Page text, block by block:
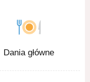
Dania główne